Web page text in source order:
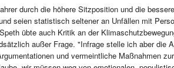
durch die höhere Sitzposition und die
seien statistisch seltener an Unfällen mit
übte auch Kritik an der
außer Frage. "Infrage stelle ich aber die
und vermeintliche Maßnahmen